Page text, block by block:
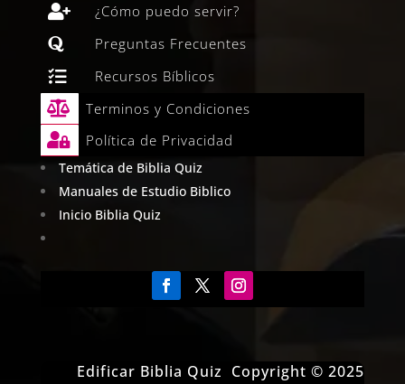
 ¿Cómo puedo servir?
 Preguntas Frecuentes
 Recursos Bíblicos
 Terminos y Condiciones
 Política de Privacidad
Temática de Biblia Quiz
Manuales de Estudio Biblico
Inicio Biblia Quiz
Edificar Biblia Quiz Copyright © 2025